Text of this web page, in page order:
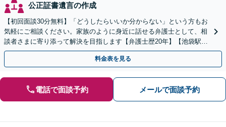
公正証書遺言の作成
【初回面談30分無料】「どうしたらいいか分からない」という方もお
気軽にご相談ください。家族のように身近に話せる弁護士として、相
談者さまに寄り添って解決を目指します【弁護士歴20年】【池袋駅5
分】
料金表を見る
電話で面談予約 メールで面談予約